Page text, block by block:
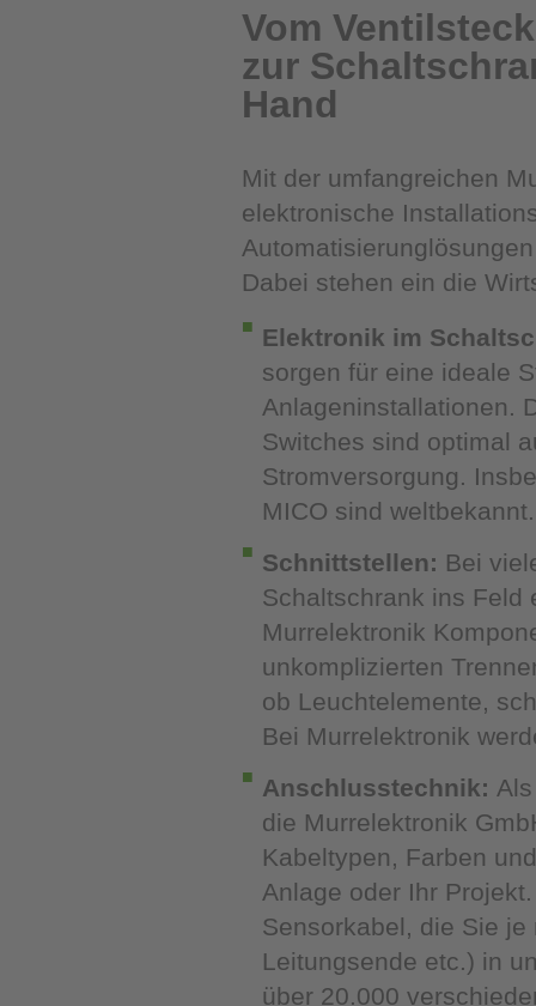
Vom
zur
Hand
Mit der umfangreichen
elektronische
Dabei stehen ein die
Elektronik im
sorgen für eine ideale
Anlageninstallationen.
Switches sind optimal
Stromversorgung.
MICO sind weltbekannt.
Schnittstellen: Bei
Schaltschrank ins Feld
Murrelektronik
unkomplizierten
ob Leuchtelemente,
Bei Murrelektronik
Anschlusstechnik:
die Murrelektronik
Kabeltypen, Farben
Anlage oder Ihr
Sensorkabel, die Sie
Leitungsende etc.) in
über 20.000